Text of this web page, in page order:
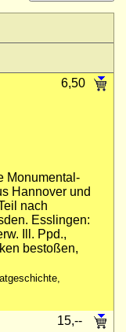
Monumental-
Hannover und
nach
Esslingen:
Ill. Ppd.,
bestoßen,
6,50
15,--